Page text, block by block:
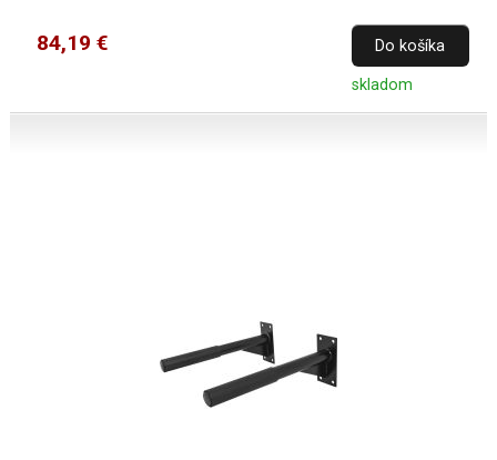
84,19 € Do košíka
skladom